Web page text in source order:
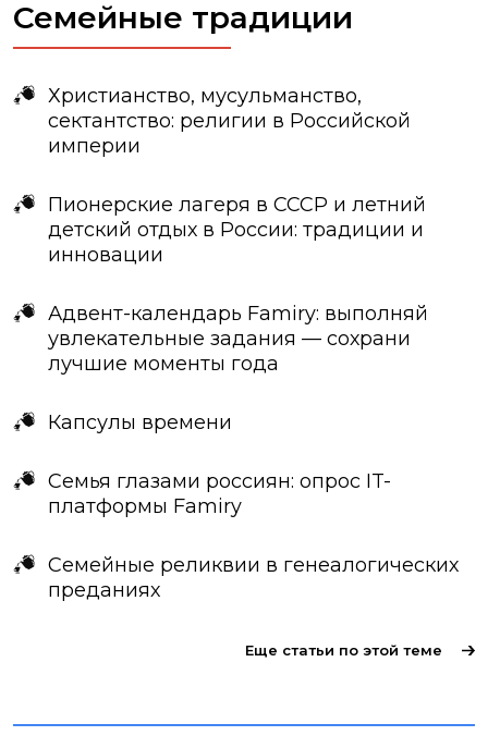
Семейные традиции
Христианство, мусульманство,
сектантство: религии в Российской
империи
Пионерские лагеря в СССР и летний
детский отдых в России: традиции и
инновации
Адвент-календарь Famiry: выполняй
увлекательные задания — сохрани
лучшие моменты года
Капсулы времени
Семья глазами россиян: опрос IT-
платформы Famiry
Семейные реликвии в генеалогических
преданиях
Еще статьи по этой теме